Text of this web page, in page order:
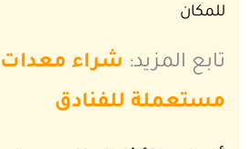
للمكان
تابع المزيد: شراء
مستعملة للفنادق